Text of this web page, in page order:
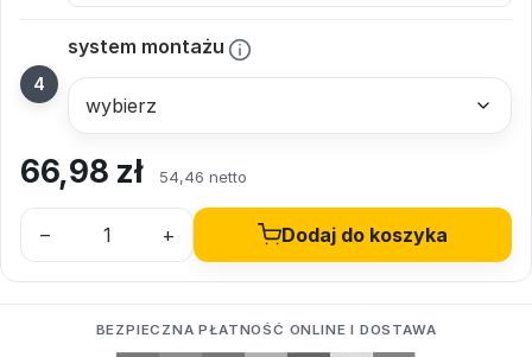
system montażu
66,98 zł 54,46 netto
– + Dodaj do koszyka
BEZPIECZNA PŁATNOŚĆ ONLINE I DOSTAWA